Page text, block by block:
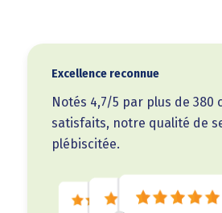
Excellence reconnue
Notés 4,7/5 par plus de 380
satisfaits, notre qualité de
plébiscitée.